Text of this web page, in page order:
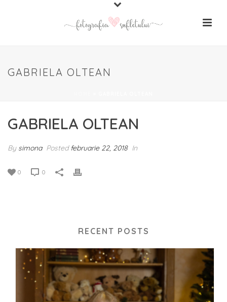
GABRIELA OLTEAN
GABRIELA OLTEAN
By simona Posted februarie 22, 2018 In
0 0
RECENT POSTS